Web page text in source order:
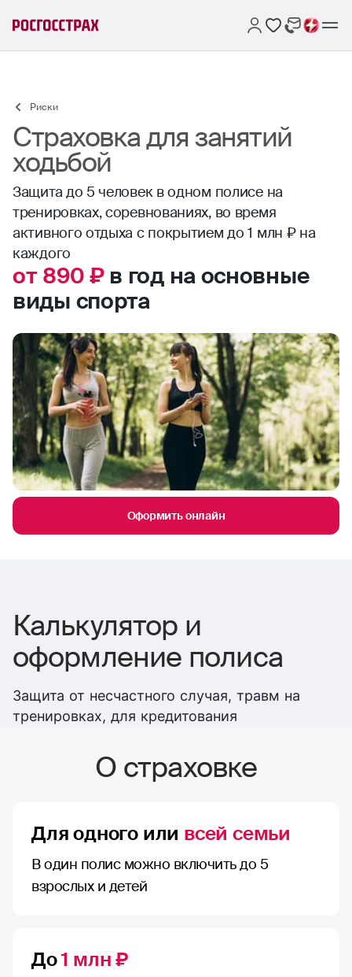
Риски
Страховка для занятий
ходьбой
Защита до 5 человек в одном полисе на
тренировках, соревнованиях, во время
активного отдыха с покрытием до 1 млн ₽ на
каждого
от 890 ₽в год на основные
виды спорта
Оформить онлайн
Калькулятор и
оформление полиса
Защита от несчастного случая, травм на
тренировках, для кредитования
О страховке
Для одного или всей семьи
В один полис можно включить до 5
взрослых и детей
До1 млн ₽